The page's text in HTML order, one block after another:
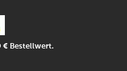
€ Bestellwert.